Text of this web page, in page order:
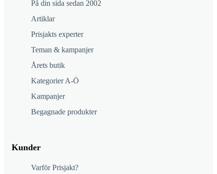
På din sida sedan 2002
Artiklar
Prisjakts experter
Teman & kampanjer
Årets butik
Kategorier A-Ö
Kampanjer
Begagnade produkter
Kunder
Varför Prisjakt?